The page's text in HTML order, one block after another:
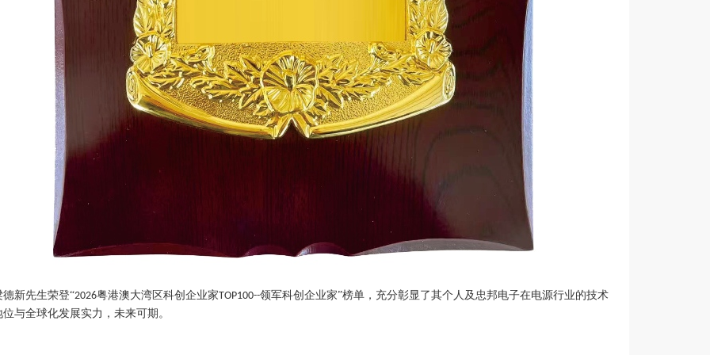
德新先生荣登“2026粤港澳大湾区科创企业家TOP100--领军科创企业家”榜单，充分彰显了其个人及忠邦电子在电源行业的技术
与全球化发展实力，未来可期。